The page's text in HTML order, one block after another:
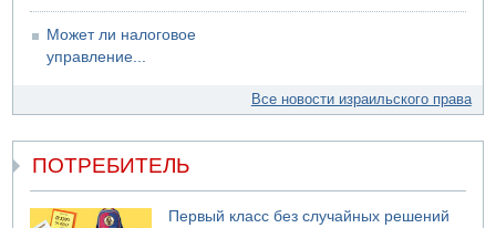
Может ли налоговое
управление...
Все новости израильского права
ПОТРЕБИТЕЛЬ
Первый класс без случайных решений